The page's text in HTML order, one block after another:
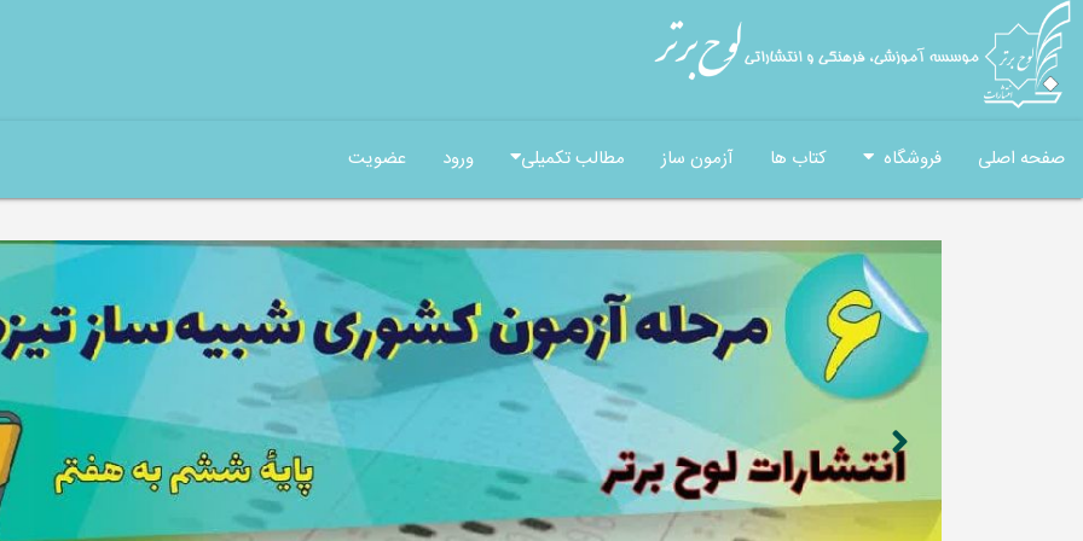
صفحه اصلی فروشگاه کتاب ها آزمون ساز مطالب تکمیلی ورود عضویت